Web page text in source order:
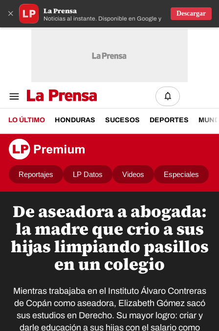
× La Prensa
Noticias al instante. Disponible en Google y IOS
Descargar
LO ÚLTIMO HONDURAS SUCESOS DEPORTES
Reportajes LP Datos Videos Especiales
De aseadora a abogada:
la madre que crio a sus
hijas limpiando pasillos
en un colegio
Mientras trabajaba en el Instituto Álvaro Contreras
de Copán como aseadora, Elizabeth Gómez sacó
sus estudios en Derecho. Su mayor logro: criar y
darle educación a sus hijas con el salario como